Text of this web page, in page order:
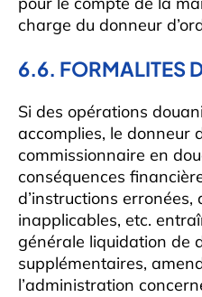
charge du donneur
6.6. FORMALITES
Si des opérations
accomplies, le donneur
commissionnaire en
conséquences
d’instructions erronées,
inapplicables, etc.
générale liquidation de
supplémentaires,
l’administration